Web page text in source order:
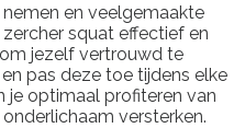
en veelgemaakte
squat effectief en
jezelf vertrouwd te
pas deze toe tijdens elke
je optimaal profiteren van
versterken.